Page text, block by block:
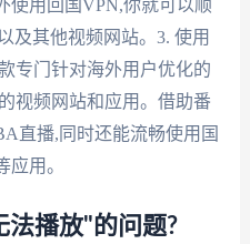
使用回国VPN,你就可以顺
及其他视频网站。3. 使用
专门针对海外用户优化的
视频网站和应用。借助番
直播,同时还能流畅使用国
用。
法播放"的问题?